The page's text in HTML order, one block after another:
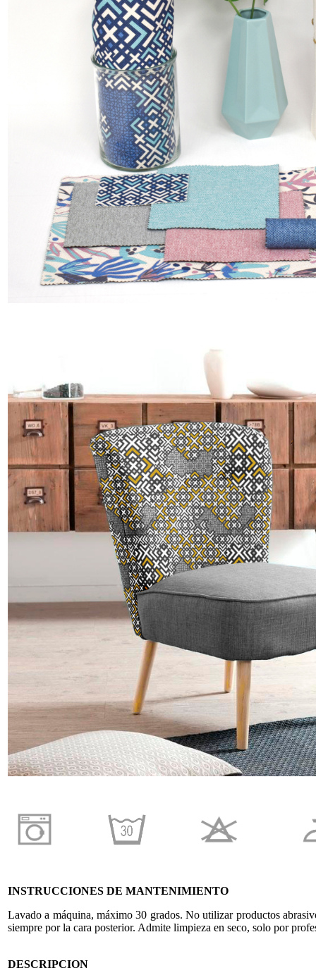
INSTRUCCIONES DE MANTENIMIENTO
Lavado a máquina, máximo 30 grados. No utilizar productos
siempre por la cara posterior. Admite limpieza en seco, solo por
DESCRIPCION